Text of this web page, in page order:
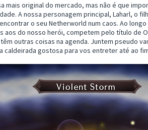
mais original do mercado, mas não é que
A nossa personagem principal, Laharl, o
o seu Netherworld num caos. Ao
aos do nosso herói, competem pelo título de
outras coisas na agenda. Juntem pseudo
caldeirada gostosa para vos entreter até ao